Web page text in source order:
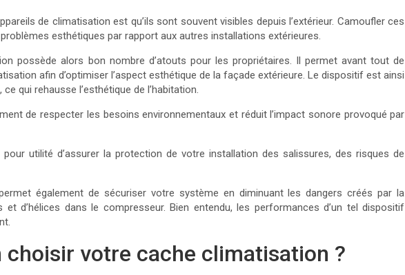
de climatisation est qu’ils sont souvent visibles depuis l’extérieur. Camoufler ces
esthétiques par rapport aux autres installations extérieures.
possède alors bon nombre d’atouts pour les propriétaires. Il permet avant tout de
afin d’optimiser l’aspect esthétique de la façade extérieure. Le dispositif est ainsi
qui rehausse l’esthétique de l’habitation.
de respecter les besoins environnementaux et réduit l’impact sonore provoqué par
utilité d’assurer la protection de votre installation des salissures, des risques de
également de sécuriser votre système en diminuant les dangers créés par la
et d’hélices dans le compresseur. Bien entendu, les performances d’un tel dispositif
choisir votre cache climatisation ?